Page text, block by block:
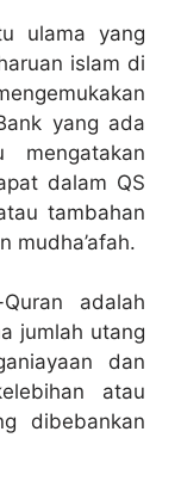
ulama yang
islam di
yang ada
mengatakan
dalam QS
tambahan
mudha’afah.
adalah
jumlah utang
dan
atau
dibebankan